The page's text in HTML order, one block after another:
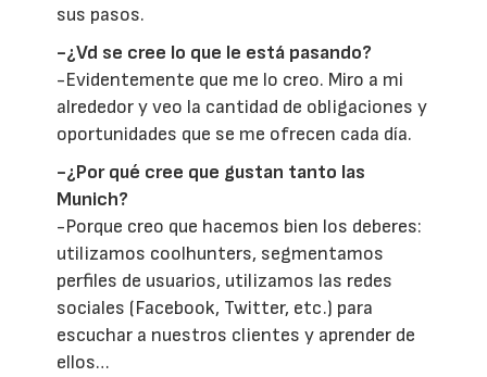
sus pasos.
-¿Vd se cree lo que le está pasando?
-Evidentemente que me lo creo. Miro a mi
alrededor y veo la cantidad de obligaciones y
oportunidades que se me ofrecen cada día.
-¿Por qué cree que gustan tanto las
Munich?
-Porque creo que hacemos bien los deberes:
utilizamos coolhunters, segmentamos
perfiles de usuarios, utilizamos las redes
sociales (Facebook, Twitter, etc.) para
escuchar a nuestros clientes y aprender de
ellos…